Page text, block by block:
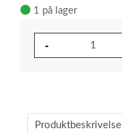
1 på lager
Produktbeskrivelse